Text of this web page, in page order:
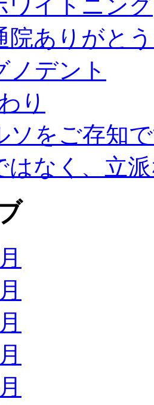
ワイトニング
院ありがと
ノデント
り
ソをご存知
はなく、立